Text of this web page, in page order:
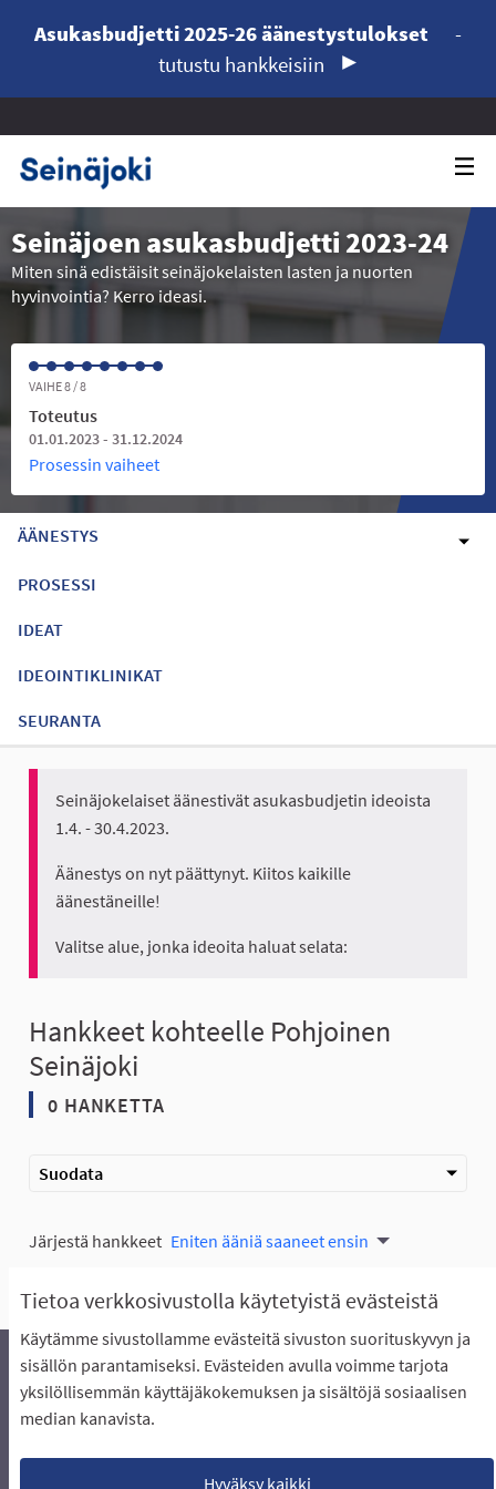
Tietoa verkkosivustolla käytetyistä evästeistä
Käytämme sivustollamme evästeitä sivuston suorituskyvyn ja
sisällön parantamiseksi. Evästeiden avulla voimme tarjota
yksilöllisemmän käyttäjäkokemuksen ja sisältöjä sosiaalisen
median kanavista.
Hyväksy kaikki
Asukasbudjetti 2025-26 äänestystulokset
-
tutustu hankkeisiin
Seinäjoen asukasbudjetti 2023-24
Miten sinä edistäisit seinäjokelaisten lasten ja nuorten
hyvinvointia? Kerro ideasi.
VAIHE 8 / 8
Toteutus
01.01.2023 - 31.12.2024
Prosessin vaiheet
ÄÄNESTYS
PROSESSI
IDEAT
IDEOINTIKLINIKAT
SEURANTA
Seinäjokelaiset äänestivät asukasbudjetin ideoista
1.4. - 30.4.2023.
Äänestys on nyt päättynyt. Kiitos kaikille
äänestäneille!
Valitse alue, jonka ideoita haluat selata:
Hankkeet kohteelle Pohjoinen
Seinäjoki
0 HANKETTA
Suodata
Järjestä hankkeet Eniten ääniä saaneet ensin
Äänestyksen pikaohjeet
Usein kysytyt kysymykset
Näin äänestät Asukasbudjetissa
Lataa avoimet datatiedostot